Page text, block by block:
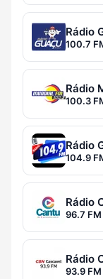
Rádio
100.7
Rádio
100.3
Rádio
104.9
Rádio
96.7 FM
Rádio
93.9 FM